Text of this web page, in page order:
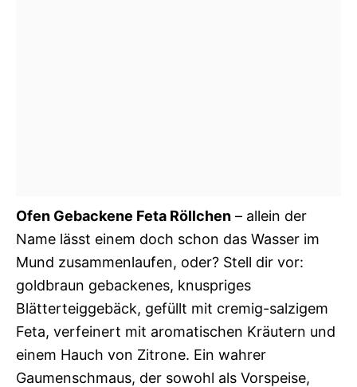
Ofen Gebackene Feta Röllchen – allein der
Name lässt einem doch schon das Wasser im
Mund zusammenlaufen, oder? Stell dir vor:
goldbraun gebackenes, knuspriges
Blätterteiggebäck, gefüllt mit cremig-salzigem
Feta, verfeinert mit aromatischen Kräutern und
einem Hauch von Zitrone. Ein wahrer
Gaumenschmaus, der sowohl als Vorspeise,